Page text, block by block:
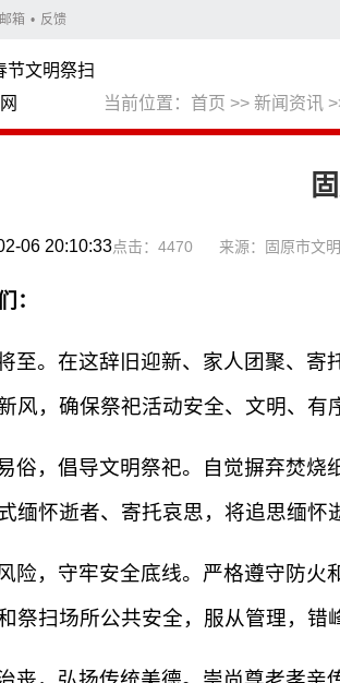
箱 • 反馈
当前位置： 首页 >> 新闻资讯
点击：4470
06 20:10:33 来源：固原市文
：‍
至。在这辞旧迎新、家人团聚、
风，确保祭祀活动安全、文明、有
俗，倡导文明祭祀。自觉摒弃焚
缅怀逝者、寄托哀思，将追思缅怀
险，守牢安全底线。严格遵守防
祭扫场所公共安全，服从管理，错